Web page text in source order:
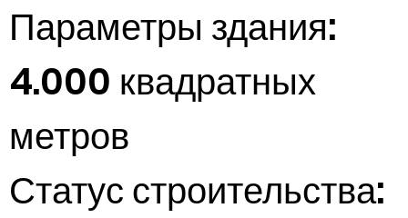
Параметры здания:
4.000 квадратных
метров
Статус строительства: